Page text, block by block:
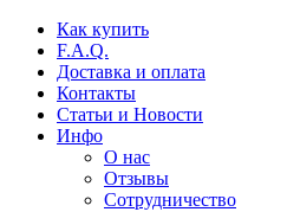
Как купить
F.A.Q.
Доставка и оплата
Контакты
Статьи и Новости
Инфо
О нас
Отзывы
Сотрудничество